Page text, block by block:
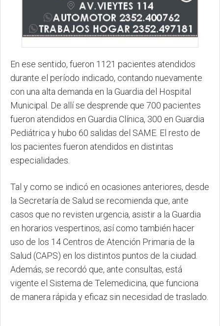
En ese sentido, fueron 1121 pacientes atendidos
durante el período indicado, contando nuevamente
con una alta demanda en la Guardia del Hospital
Municipal. De allí se desprende que 700 pacientes
fueron atendidos en Guardia Clínica, 300 en Guardia
Pediátrica y hubo 60 salidas del SAME. El resto de
los pacientes fueron atendidos en distintas
especialidades.
Tal y como se indicó en ocasiones anteriores, desde
la Secretaría de Salud se recomienda que, ante
casos que no revisten urgencia, asistir a la Guardia
en horarios vespertinos, así como también hacer
uso de los 14 Centros de Atención Primaria de la
Salud (CAPS) en los distintos puntos de la ciudad.
Además, se recordó que, ante consultas, está
vigente el Sistema de Telemedicina, que funciona
de manera rápida y eficaz sin necesidad de traslado.